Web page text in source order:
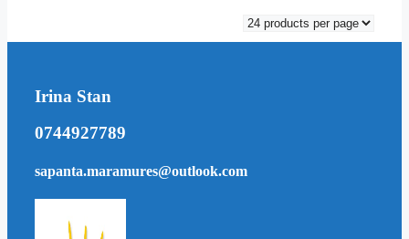
Irina Stan
0744927789
sapanta.maramures@outlook.com